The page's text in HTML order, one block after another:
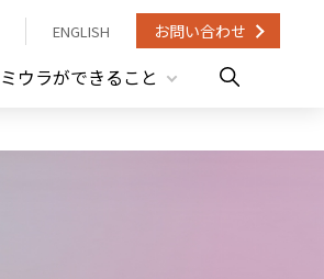
ENGLISH お問い合わせ
ミウラができること